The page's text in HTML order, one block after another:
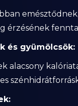
érzésének
és gyümölcsök:
alacsony